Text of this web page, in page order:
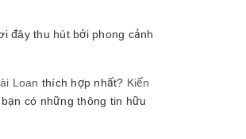
đây thu hút bởi phong cảnh
Loan thích hợp nhất? Kiến
có những thông tin hữu